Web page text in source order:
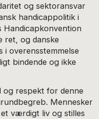
og sektoransvar
handicappolitik i
Handicapkonvention
ret, og danske
i overensstemmelse
bindende og ikke
og respekt for denne
Mennesker
værdigt liv og stilles